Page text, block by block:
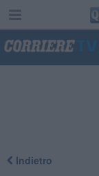
Indietro